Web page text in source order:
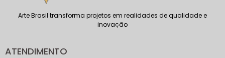
Arte Brasil transforma projetos em realidades de qualidade e
inovação
ATENDIMENTO